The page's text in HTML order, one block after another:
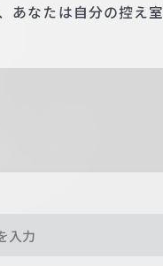
あなたは自分の控え